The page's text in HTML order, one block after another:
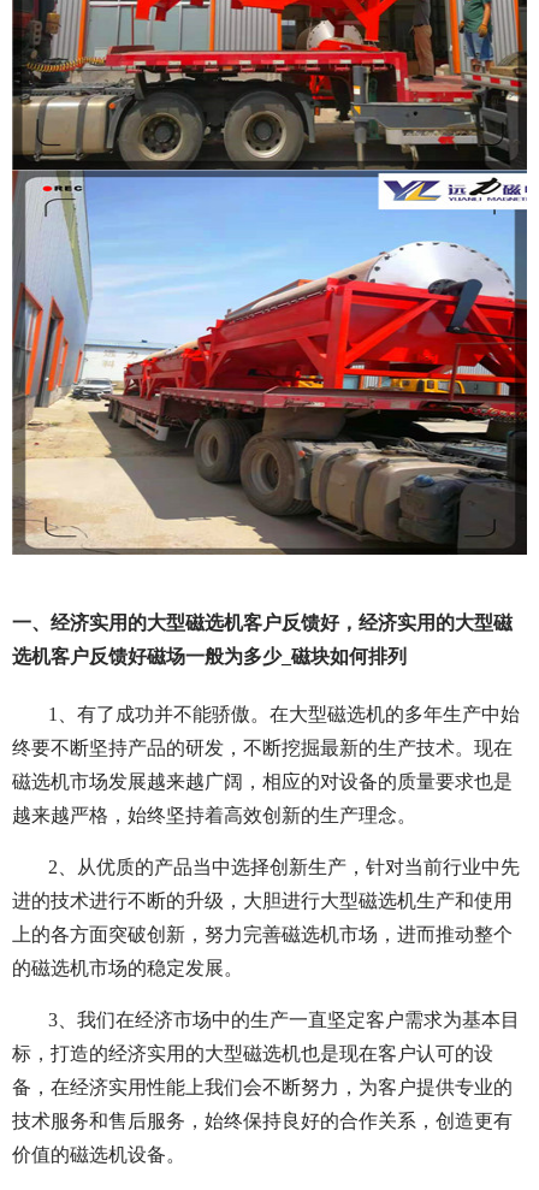
一、经济实用的大型磁选机客户反馈好，经济实用的大型磁
选机客户反馈好磁场一般为多少_磁块如何排列
1、有了成功并不能骄傲。在大型磁选机的多年生产中始
终要不断坚持产品的研发，不断挖掘最新的生产技术。现在
磁选机市场发展越来越广阔，相应的对设备的质量要求也是
越来越严格，始终坚持着高效创新的生产理念。
2、从优质的产品当中选择创新生产，针对当前行业中先
进的技术进行不断的升级，大胆进行大型磁选机生产和使用
上的各方面突破创新，努力完善磁选机市场，进而推动整个
的磁选机市场的稳定发展。
3、我们在经济市场中的生产一直坚定客户需求为基本目
标，打造的经济实用的大型磁选机也是现在客户认可的设
备，在经济实用性能上我们会不断努力，为客户提供专业的
技术服务和售后服务，始终保持良好的合作关系，创造更有
价值的磁选机设备。